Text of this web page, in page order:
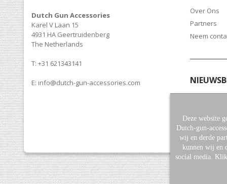
Dutch Gun Accessories
Karel V Laan 15
4931 HA Geertruidenberg
The Netherlands
T: +31 621343141
E: info@dutch-gun-accessories.com
Over Ons
Partners
Neem
hoogte
Deze website
Dutch-gun-
wij en derde
kunnen wij en
social media.